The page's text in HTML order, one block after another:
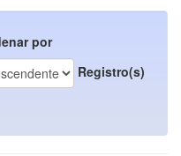
por
Registro(s)